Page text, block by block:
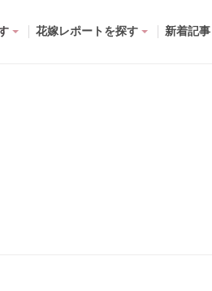
花嫁レポートを探す 新着記事